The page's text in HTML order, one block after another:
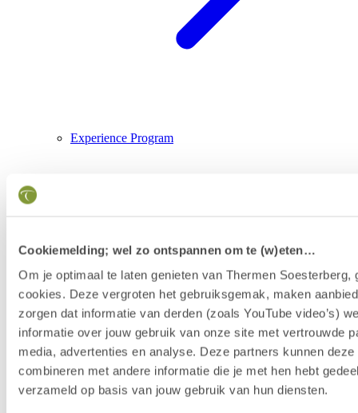
Cookiemelding; wel zo ontspannen om te (w)eten…
Om je optimaal te laten genieten van Thermen Soesterberg,
cookies. Deze vergroten het gebruiksgemak, maken
zorgen dat informatie van derden (zoals YouTube video’s)
informatie over jouw gebruik van onze site met vertrouwde
media, advertenties en analyse. Deze partners kunnen deze
combineren met andere informatie die je met hen hebt
verzameld op basis van jouw gebruik van hun diensten.
Experience Program